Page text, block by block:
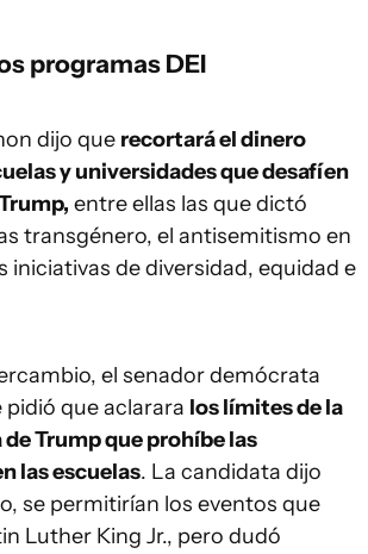
programas DEI
dijo que recortará el dinero
y universidades que desafíen
entre ellas las que dictó
transgénero, el antisemitismo en
iniciativas de diversidad, equidad e
el senador demócrata
pidió que aclarara los límites de la
Trump que prohíbe las
las escuelas. La candidata dijo
se permitirían los eventos que
Luther King Jr., pero dudó